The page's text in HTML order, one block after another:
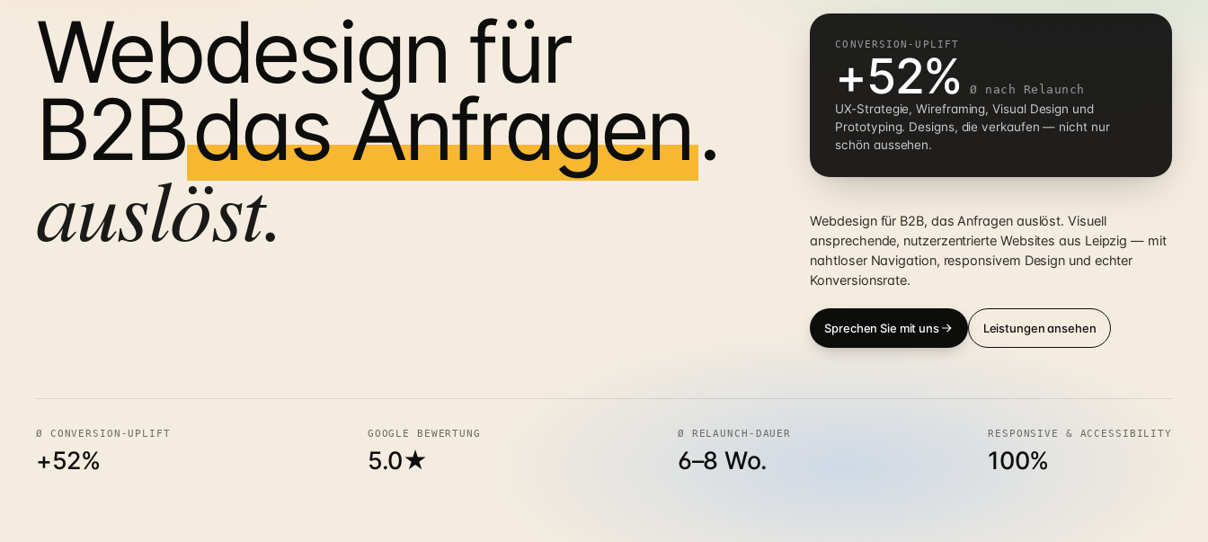
Webdesign für
B2Bdas Anfragen.
auslöst.
Webdesign für B2B, das Anfragen auslöst. Visuell
ansprechende, nutzerzentrierte Websites aus Leipzig — mit
nahtloser Navigation, responsivem Design und echter
Konversionsrate.
Sprechen Sie mit uns Leistungen ansehen
CONVERSION-UPLIFT
+52% Ø nach Relaunch
UX-Strategie, Wireframing, Visual Design und
Prototyping. Designs, die verkaufen — nicht nur
schön aussehen.
+52%
Ø CONVERSION-UPLIFT
5.0★
GOOGLE BEWERTUNG
6–8 Wo.
Ø RELAUNCH-DAUER
100%
RESPONSIVE & ACCESSIBILITY